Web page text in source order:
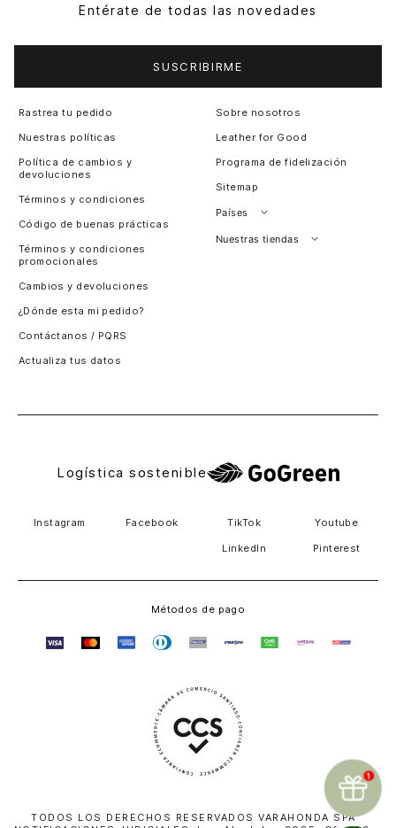
Entérate de todas las novedades
SUSCRIBIRME
Rastrea tu pedido
Nuestras políticas
Política de cambios y
devoluciones
Términos y condiciones
Código de buenas prácticas
Términos y condiciones
promocionales
Cambios y devoluciones
¿Dónde esta mi pedido?
Contáctanos / PQRS
Actualiza tus datos
Sobre nosotros
Leather for Good
Programa de fidelización
Sitemap
Países
Perú
Nuestras tiendas
Logística sostenible
Instagram Facebook TikTok Youtube
LinkedIn Pinterest
Métodos de pago
TODOS LOS DERECHOS RESERVADOS VARAHONDA SPA